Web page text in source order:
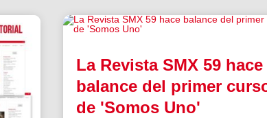
La Revista SMX 59 hace
balance del primer
de 'Somos Uno'